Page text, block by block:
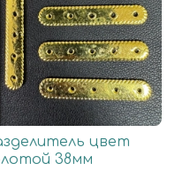
цвет
38мм